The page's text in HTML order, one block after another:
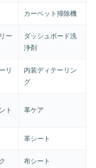
カーペット掃除機
ー
ダッシュボード洗
浄剤
リ
内装ディテーリン
グ
ト 革ケア
革シート
布シート